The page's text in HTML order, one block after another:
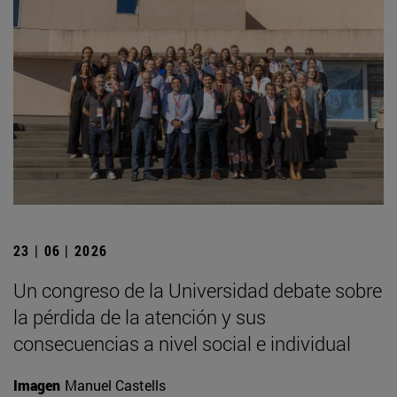
23 | 06 | 2026
Un congreso de la Universidad debate sobre
la pérdida de la atención y sus
consecuencias a nivel social e individual
Imagen Manuel Castells